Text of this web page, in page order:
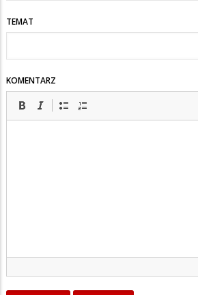
TEMAT
KOMENTARZ